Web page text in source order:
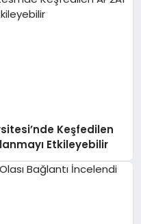
Keşfedilen
Etkileyebilir